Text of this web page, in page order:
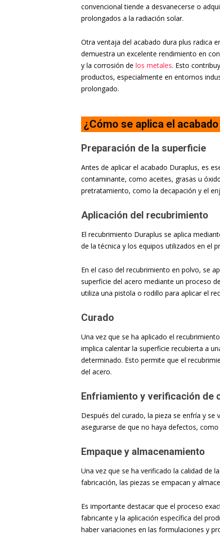
convencional tiende a desvanecerse o
prolongados a la radiación solar.
Otra ventaja del acabado dura plus radica
demuestra un excelente rendimiento en
y la corrosión de los metales. Esto
productos, especialmente en entornos
prolongado.
¿Cómo se aplica el
Preparación de la superficie
Antes de aplicar el acabado Duraplus, es
contaminante, como aceites, grasas u
pretratamiento, como la decapación y el
Aplicación del recubrimiento
El recubrimiento Duraplus se aplica
de la técnica y los equipos utilizados en el
En el caso del recubrimiento en polvo, se
superficie del acero mediante un proceso
utiliza una pistola o rodillo para aplicar el
Curado
Una vez que se ha aplicado el
implica calentar la superficie recubierta a
determinado. Esto permite que el
del acero.
Enfriamiento y verificación de
Después del curado, la pieza se enfría y se
asegurarse de que no haya defectos,
Empaque y almacenamiento
Una vez que se ha verificado la calidad de
fabricación, las piezas se empacan y
Es importante destacar que el proceso
fabricante y la aplicación específica del
haber variaciones en las formulaciones y